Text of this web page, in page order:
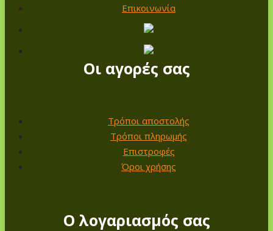
Επικοινωνία
Οι αγορές σας
Τρόποι αποστολής
Τρόποι πληρωμής
Επιστροφές
Όροι χρήσης
Ο λογαριασμός σας